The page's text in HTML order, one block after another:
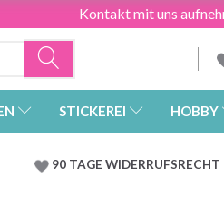
Kontakt mit uns
STICKEREI HOBBY
90 TAGE WIDERRUFSRECHT